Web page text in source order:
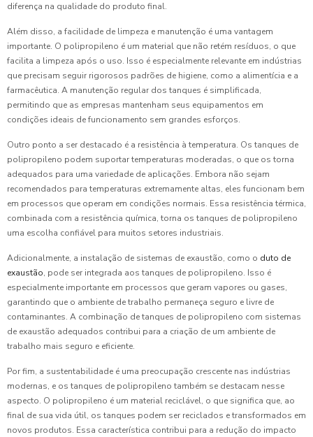
diferença na qualidade do produto final.
Além disso, a facilidade de limpeza e manutenção é uma vantagem
importante. O polipropileno é um material que não retém resíduos, o que
facilita a limpeza após o uso. Isso é especialmente relevante em indústrias
que precisam seguir rigorosos padrões de higiene, como a alimentícia e a
farmacêutica. A manutenção regular dos tanques é simplificada,
permitindo que as empresas mantenham seus equipamentos em
condições ideais de funcionamento sem grandes esforços.
Outro ponto a ser destacado é a resistência à temperatura. Os tanques de
polipropileno podem suportar temperaturas moderadas, o que os torna
adequados para uma variedade de aplicações. Embora não sejam
recomendados para temperaturas extremamente altas, eles funcionam bem
em processos que operam em condições normais. Essa resistência térmica,
combinada com a resistência química, torna os tanques de polipropileno
uma escolha confiável para muitos setores industriais.
Adicionalmente, a instalação de sistemas de exaustão, como o duto de
exaustão, pode ser integrada aos tanques de polipropileno. Isso é
especialmente importante em processos que geram vapores ou gases,
garantindo que o ambiente de trabalho permaneça seguro e livre de
contaminantes. A combinação de tanques de polipropileno com sistemas
de exaustão adequados contribui para a criação de um ambiente de
trabalho mais seguro e eficiente.
Por fim, a sustentabilidade é uma preocupação crescente nas indústrias
modernas, e os tanques de polipropileno também se destacam nesse
aspecto. O polipropileno é um material reciclável, o que significa que, ao
final de sua vida útil, os tanques podem ser reciclados e transformados em
novos produtos. Essa característica contribui para a redução do impacto